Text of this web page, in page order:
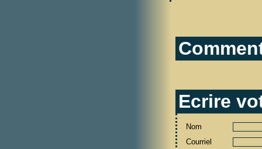
Ecrire
Nom
Courriel